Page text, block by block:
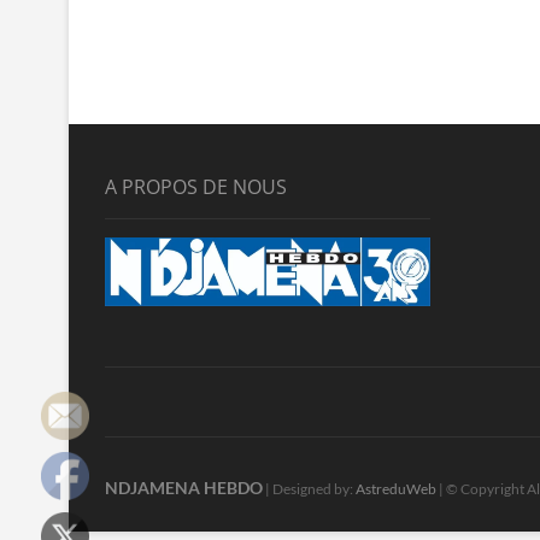
A PROPOS DE NOUS
NDJAMENA HEBDO | Designed by: AstreduWeb | © Copyright